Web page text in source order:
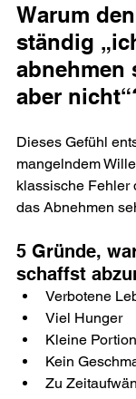
Warum
ständig
abnehmen
aber
Dieses Gefühl
mangelndem
klassische Fehler
das Abnehmen
5 Gründe,
schaffst
Verbotene
Viel Hunger
Kleine
Kein
Zu